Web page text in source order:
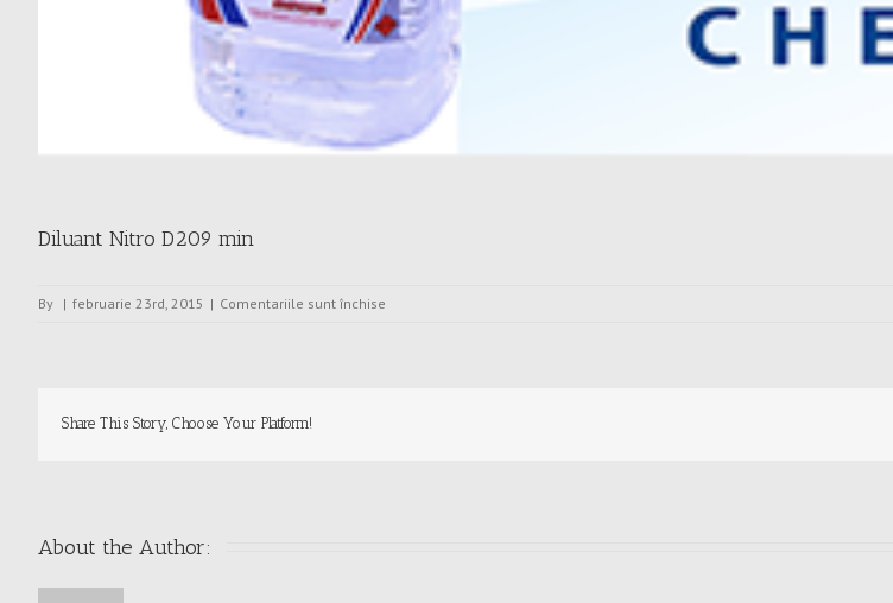
Diluant Nitro D209 min
By | februarie 23rd, 2015 | Comentariile sunt închise
Share This Story, Choose Your Platform!
About the Author: